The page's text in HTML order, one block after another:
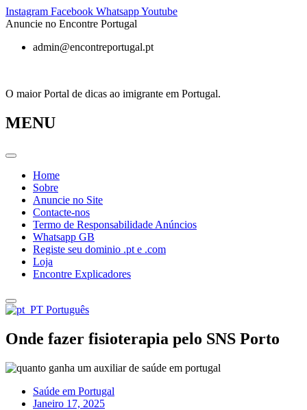
Pular
para
conteúdo
Instagram Facebook WhatsappYoutube
Anuncie no Encontre Portugal
admin@encontreportugal.pt
O maior Portal de dicas ao imigrante em Portugal.
MENU
Home
Sobre
Anuncie no Site
Contacte-nos
Termo de Responsabilidade Anúncios
Whatsapp GB
Registe seu dominio .pt e .com
Loja
Encontre Explicadores
Português
Onde fazer fisioterapia pelo SNS Porto
Saúde em Portugal
Janeiro 17, 2025